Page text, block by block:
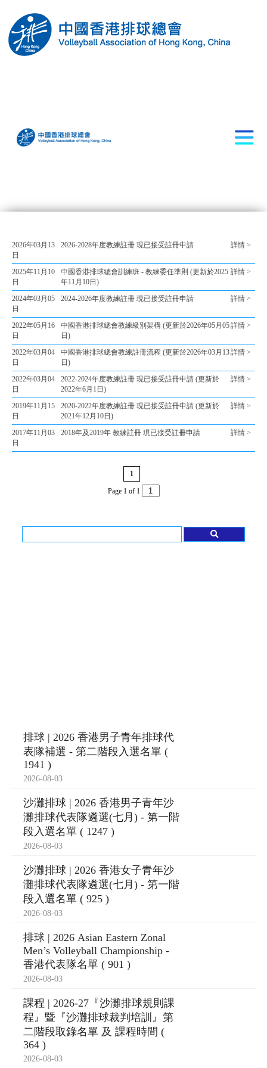
2026年03月13
日
2026-2028年度教練註冊 現已接受註冊申請 詳情 >
2025年11月10
日
中國香港排球總會訓練班 - 教練委任準則 (更新於2025
年11月10日)
詳情 >
2024年03月05
日
2024-2026年度教練註冊 現已接受註冊申請 詳情 >
2022年05月16
日
中國香港排球總會教練級別架構 (更新於2026年05月05
日)
詳情 >
2022年03月04
日
中國香港排球總會教練註冊流程 (更新於2026年03月13
日)
詳情 >
2022年03月04
日
2022-2024年度教練註冊 現已接受註冊申請 (更新於
2022年6月1日)
詳情 >
2019年11月15
日
2020-2022年度教練註冊 現已接受註冊申請 (更新於
2021年12月10日)
詳情 >
2017年11月03
日
2018年及2019年 教練註冊 現已接受註冊申請 詳情 >
1
Page 1 of 1
排球 | 2026 香港男子青年排球代
表隊補選 - 第二階段入選名單 (
1941 )
2026-08-03
沙灘排球 | 2026 香港男子青年沙
灘排球代表隊遴選(七月) - 第一階
段入選名單 ( 1247 )
2026-08-03
沙灘排球 | 2026 香港女子青年沙
灘排球代表隊遴選(七月) - 第一階
段入選名單 ( 925 )
2026-08-03
排球 | 2026 Asian Eastern Zonal
Men’s Volleyball Championship -
香港代表隊名單 ( 901 )
2026-08-03
課程 | 2026-27『沙灘排球規則課
程』暨『沙灘排球裁判培訓』第
二階段取錄名單 及 課程時間 (
364 )
2026-08-03